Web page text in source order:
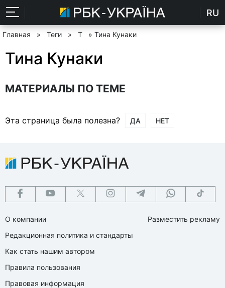
RU
Главная » Теги » Т » Тина Кунаки
Тина Кунаки
МАТЕРИАЛЫ ПО ТЕМЕ
Эта страница была полезна? ДА НЕТ
О компании
Редакционная политика и стандарты
Как стать нашим автором
Правила пользования
Правовая информация
Разместить рекламу